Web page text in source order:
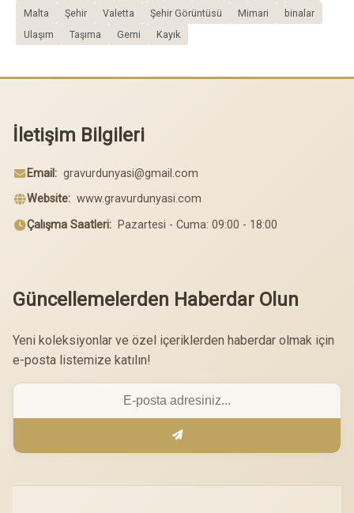
Malta
Şehir Valetta Şehir Görüntüsü Mimari
binalar
Ulaşım
Taşıma Gemi Kayık
İletişim Bilgileri
Email: gravurdunyasi@gmail.com
Website: www.gravurdunyasi.com
Çalışma Saatleri: Pazartesi - Cuma: 09:00 - 18:00
Güncellemelerden Haberdar Olun
Yeni koleksiyonlar ve özel içeriklerden haberdar olmak için
e-posta listemize katılın!